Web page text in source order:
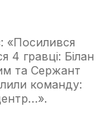
«Посилився
гравці: Білан
та Сержант
команду: